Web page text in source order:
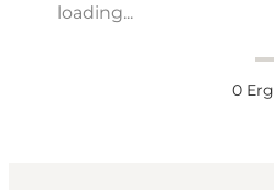
loading...
0